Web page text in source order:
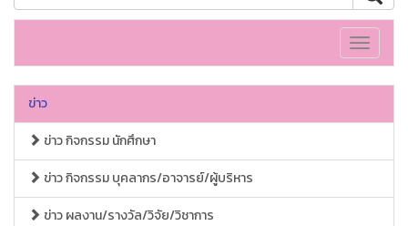
Toggle
ข่าว
ข่าว กิจกรรม นักศึกษา
ข่าว กิจกรรม บุคลากร/อาจารย์/ผู้บริหาร
ข่าว ผลงาน/รางวัล/วิจัย/วิชาการ